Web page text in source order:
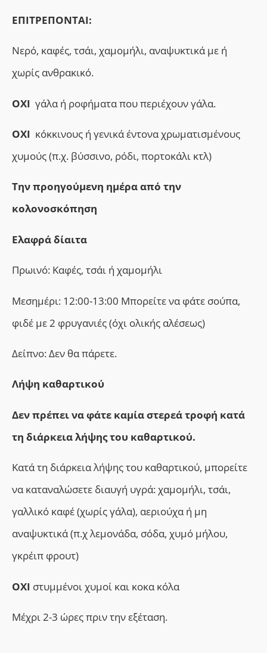
ΕΠΙΤΡΕΠΟΝΤΑΙ:
Νερό, καφές, τσάι, χαμομήλι, αναψυκτικά με ή
χωρίς ανθρακικό.
ΟΧΙ γάλα ή ροφήματα που περιέχουν γάλα.
ΟΧΙ κόκκινους ή γενικά έντονα χρωματισμένους
χυμούς (π.χ. βύσσινο, ρόδι, πορτοκάλι κτλ)
Την προηγούμενη ημέρα από την
κολονοσκόπηση
Ελαφρά δίαιτα
Πρωινό: Καφές, τσάι ή χαμομήλι
Μεσημέρι: 12:00-13:00 Μπορείτε να φάτε σούπα,
φιδέ με 2 φρυγανιές (όχι ολικής αλέσεως)
Δείπνο: Δεν θα πάρετε.
Λήψη καθαρτικού
Δεν πρέπει να φάτε καμία στερεά τροφή κατά
τη διάρκεια λήψης του καθαρτικού.
Κατά τη διάρκεια λήψης του καθαρτικού, μπορείτε
να καταναλώσετε διαυγή υγρά: χαμομήλι, τσάι,
γαλλικό καφέ (χωρίς γάλα), αεριούχα ή μη
αναψυκτικά (π.χ λεμονάδα, σόδα, χυμό μήλου,
γκρέιπ φρουτ)
ΟΧΙ στυμμένοι χυμοί και κοκα κόλα
Μέχρι 2-3 ώρες πριν την εξέταση.